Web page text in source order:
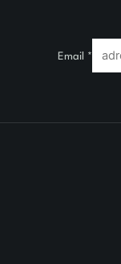
Email *